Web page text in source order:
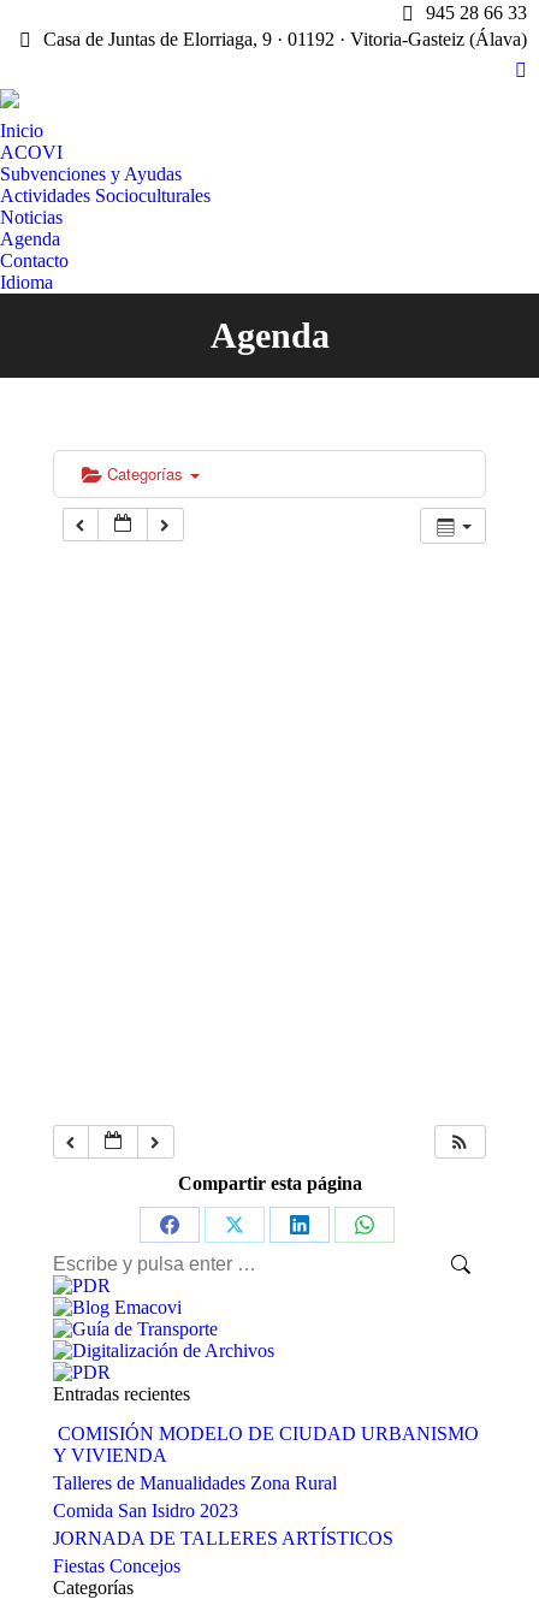
945 28 66 33
Casa de Juntas de Elorriaga, 9 · 01192 · Vitoria-Gasteiz (Álava)
X
Inicio
ACOVI
Subvenciones y Ayudas
Actividades Socioculturales
Noticias
Agenda
Contacto
Idioma
Agenda
Estás aquí:
Categorías
Compartir esta página
Share
on
Facebook
Share
on
Share
Share
Buscar:
Entradas recientes
COMISIÓN MODELO DE CIUDAD URBANISMO
Y VIVIENDA
Talleres de Manualidades Zona Rural
Comida San Isidro 2023
JORNADA DE TALLERES ARTÍSTICOS
Fiestas Concejos
Categorías